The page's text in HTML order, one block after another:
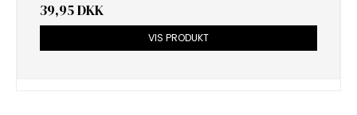
39,95 DKK
VIS PRODUKT